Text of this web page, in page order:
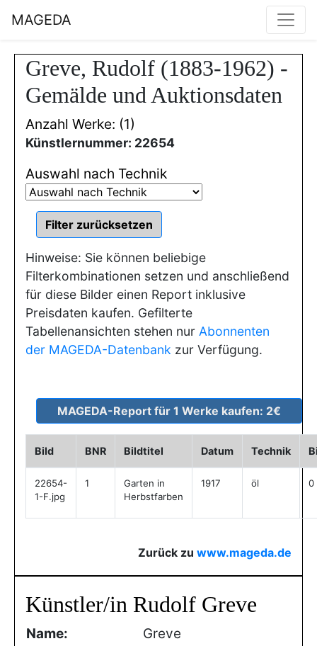
MAGEDA
Greve, Rudolf (1883-1962) -
Gemälde und Auktionsdaten
Anzahl Werke: (1)
Künstlernummer: 22654
Auswahl nach Technik
Hinweise: Sie können beliebige
Filterkombinationen setzen und anschließend
für diese Bilder einen Report inklusive
Preisdaten kaufen. Gefilterte
Tabellenansichten stehen nur Abonnenten
der MAGEDA-Datenbank zur Verfügung.
Bild BNR Bildtitel Datum Technik
22654-
1-F.jpg
1
Garten in
Herbstfarben
1917 öl 0
Zurück zu www.mageda.de
Künstler/in Rudolf Greve
Name:
Greve